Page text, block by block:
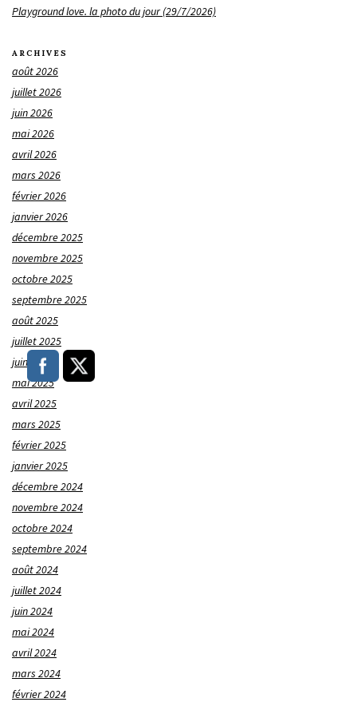
Playground love. la photo du jour (29/7/2026)
ARCHIVES
août 2026
juillet 2026
juin 2026
mai 2026
avril 2026
mars 2026
février 2026
janvier 2026
décembre 2025
novembre 2025
octobre 2025
septembre 2025
août 2025
juillet 2025
juin 2025
mai 2025
avril 2025
mars 2025
février 2025
janvier 2025
décembre 2024
novembre 2024
octobre 2024
septembre 2024
août 2024
juillet 2024
juin 2024
mai 2024
avril 2024
mars 2024
février 2024